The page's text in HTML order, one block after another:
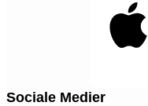
Sociale Medier